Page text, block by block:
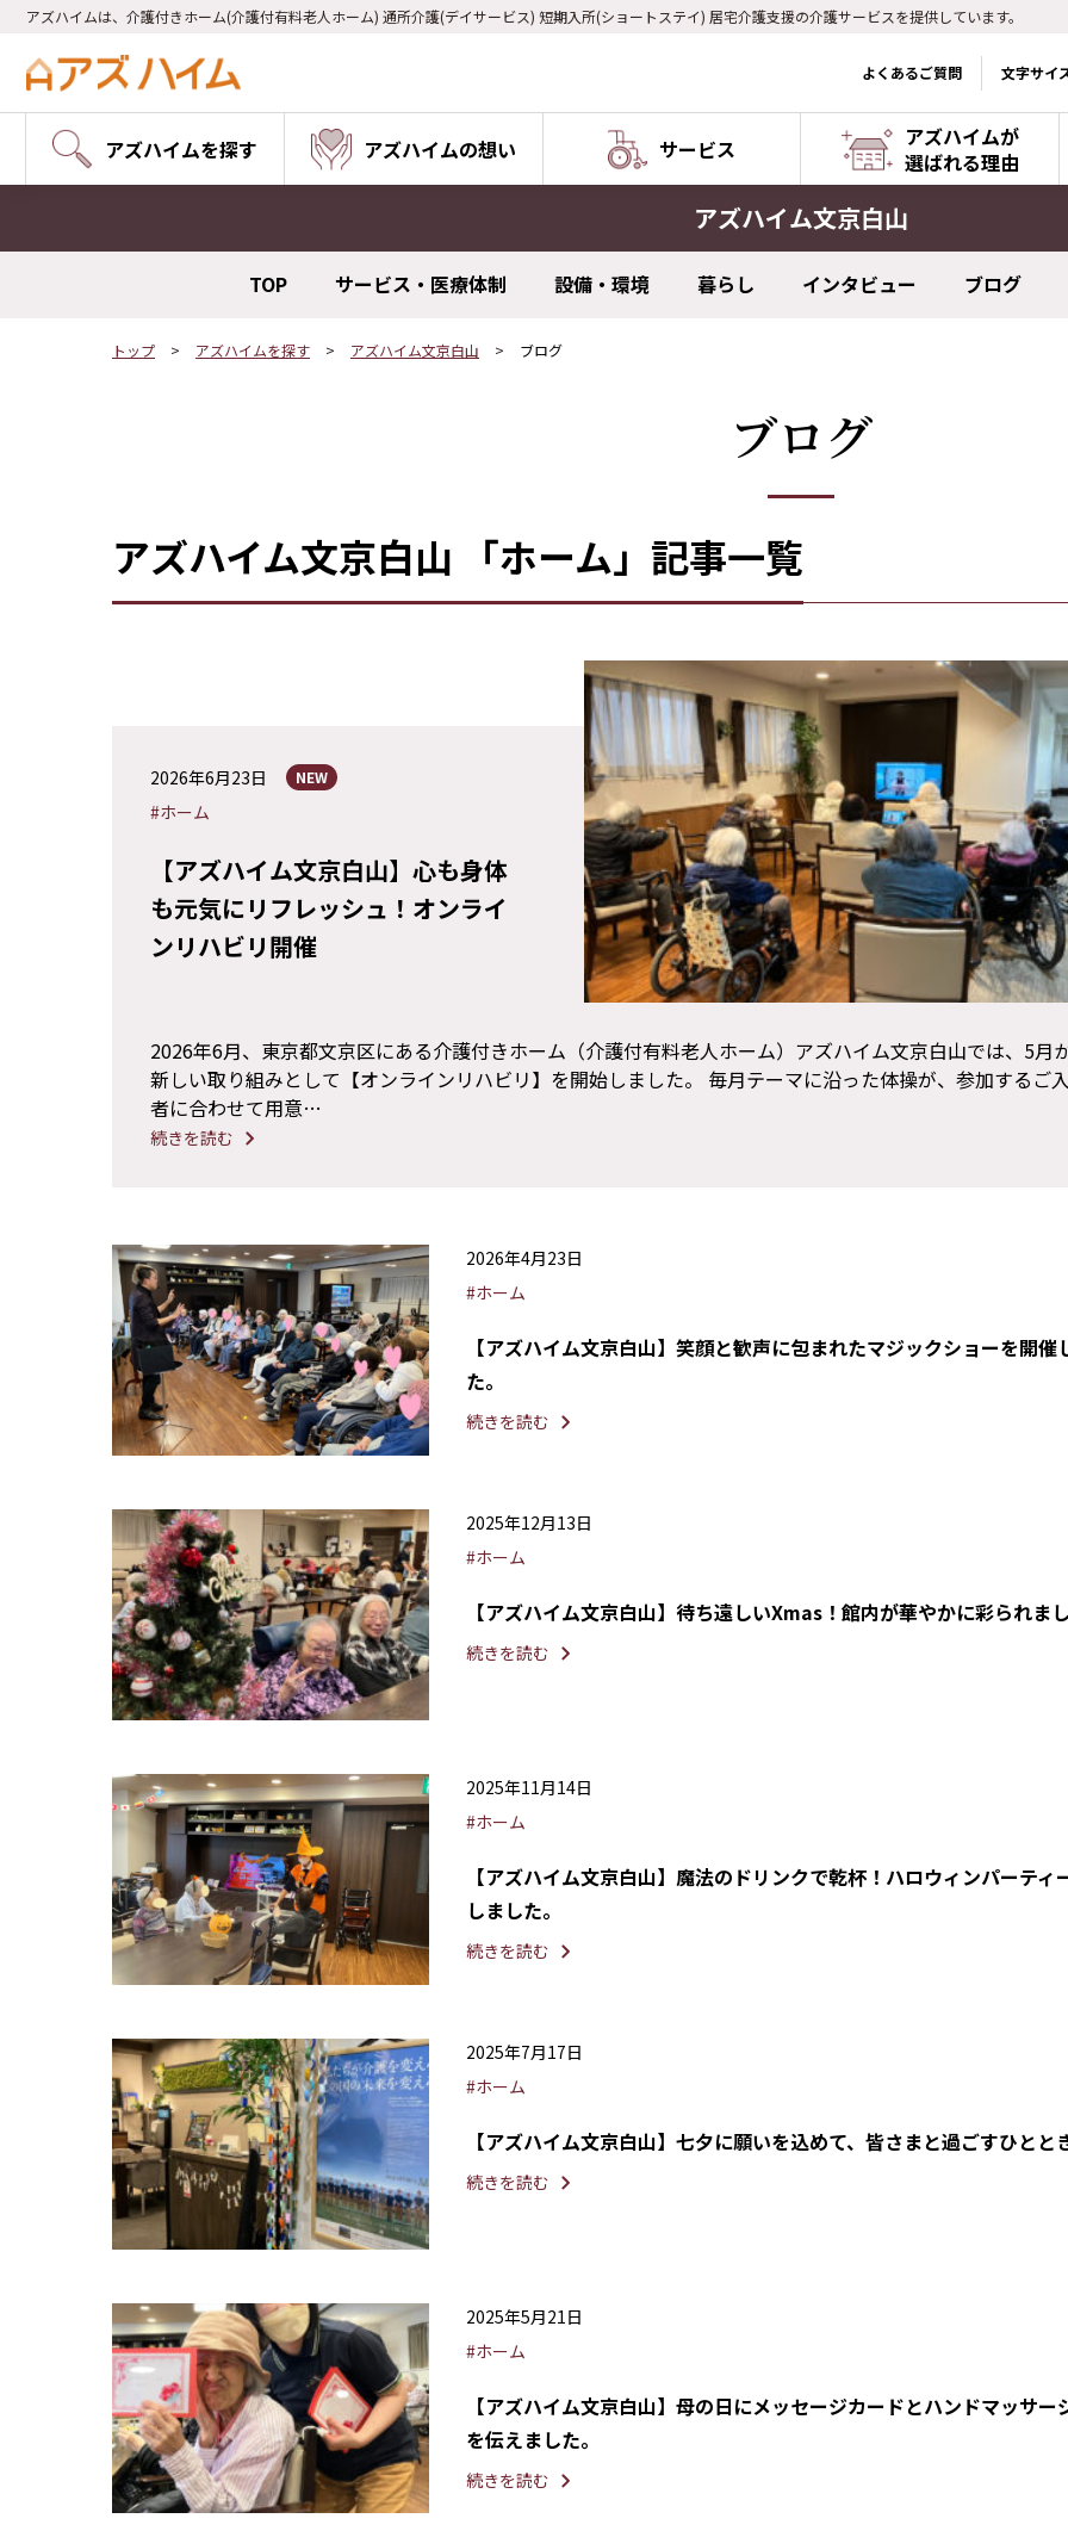
アズハイムは、介護付きホーム(介護付有料老人ホーム) 通所介護(デイサービス) 短期入所(ショートステイ) 居宅介護支援の介護サービスを提供しています。
よくあるご質問 文字サイ
アズハイムを探す アズハイムの想い サービス
アズハイムが
選ばれる理由
アズハイム文京白山
TOP サービス・医療体制 設備・環境 暮らし インタビュー ブログ
トップ アズハイムを探す アズハイム文京白山 ブログ
ブログ
アズハイム文京白山 「ホーム」記事一覧
2026年6月23日 NEW
#ホーム
【アズハイム文京白山】心も身体
も元気にリフレッシュ！オンライ
ンリハビリ開催
2026年6月、東京都文京区にある介護付きホーム（介護付有料老人ホーム）アズハイム文京白山では、5月
新しい取り組みとして【オンラインリハビリ】を開始しました。 毎月テーマに沿った体操が、参加するご
者に合わせて用意…
続きを読む
2026年4月23日
#ホーム
【アズハイム文京白山】笑顔と歓声に包まれたマジックショーを開催
た。
続きを読む
2025年12月13日
#ホーム
【アズハイム文京白山】待ち遠しいXmas！館内が華やかに彩られま
続きを読む
2025年11月14日
#ホーム
【アズハイム文京白山】魔法のドリンクで乾杯！ハロウィンパーティ
しました。
続きを読む
2025年7月17日
#ホーム
【アズハイム文京白山】七夕に願いを込めて、皆さまと過ごすひとと
続きを読む
2025年5月21日
#ホーム
【アズハイム文京白山】母の日にメッセージカードとハンドマッサー
を伝えました。
続きを読む